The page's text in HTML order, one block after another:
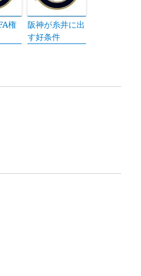
権
阪神が糸井に出
す好条件